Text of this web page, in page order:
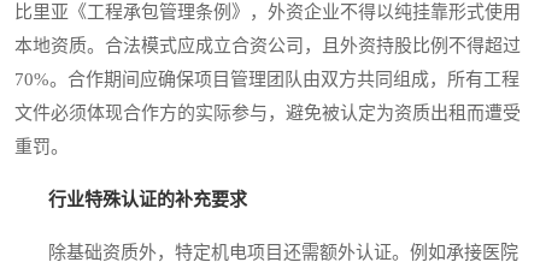
比里亚《工程承包管理条例》，外资企业不得以纯挂靠形式使用
本地资质。合法模式应成立合资公司，且外资持股比例不得超过
70%。合作期间应确保项目管理团队由双方共同组成，所有工程
文件必须体现合作方的实际参与，避免被认定为资质出租而遭受
重罚。
行业特殊认证的补充要求
除基础资质外，特定机电项目还需额外认证。例如承接医院